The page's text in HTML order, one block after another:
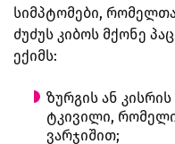
სიმპტომები,
ძუძუს კიბოს მქონე
ექიმს:
ზურგის ან
ტკივილი,
ვარჯიშით;